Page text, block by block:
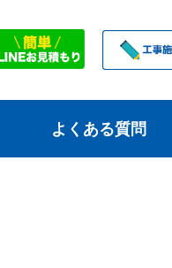
よくある質問